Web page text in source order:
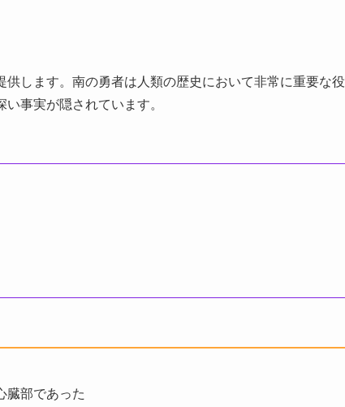
供します。南の勇者は人類の歴史において非常に重要な役
事実が隠されています。
臓部であった